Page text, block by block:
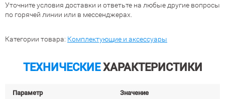
Уточните условия доставки и ответьте на любые другие вопросы
по горячей линии или в мессенджерах.
Категории товара: Комплектующие и аксессуары
ТЕХНИЧЕСКИЕХАРАКТЕРИСТИКИ
Параметр Значение